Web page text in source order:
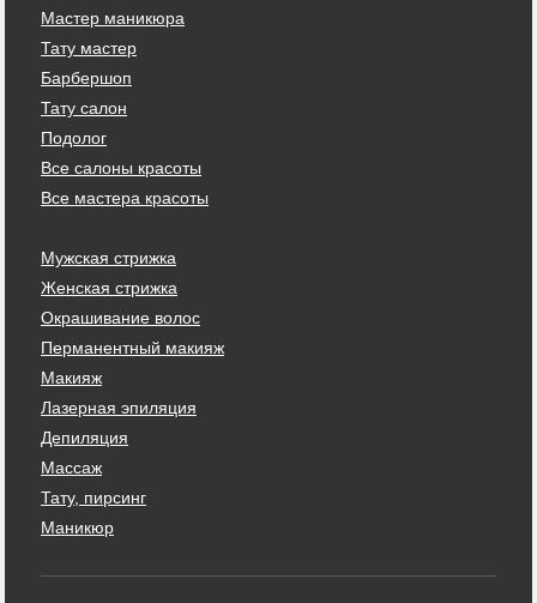
Мастер маникюра
Тату мастер
Барбершоп
Тату салон
Подолог
Все салоны красоты
Все мастера красоты
Мужская стрижка
Женская стрижка
Окрашивание волос
Перманентный макияж
Макияж
Лазерная эпиляция
Депиляция
Массаж
Тату, пирсинг
Маникюр